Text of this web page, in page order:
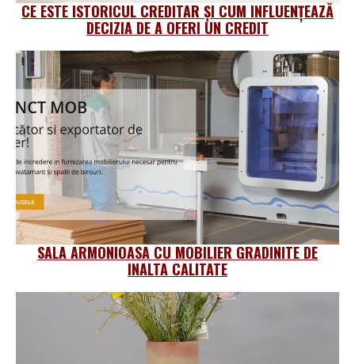
CE ESTE ISTORICUL CREDITAR ȘI CUM INFLUENȚEAZĂ
DECIZIA DE A OFERI UN CREDIT
SALA ARMONIOASA CU MOBILIER GRADINITE DE
INALTA CALITATE